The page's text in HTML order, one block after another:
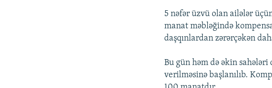
5 nəfər üzvü olan ailələr
manat məbləğində
daşqınlardan zərərçəkən
Bu gün həm də əkin
verilməsinə başlanılıb.